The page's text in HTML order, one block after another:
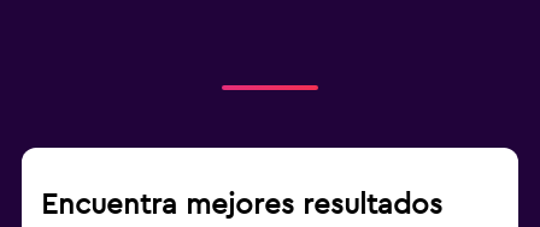
Encuentra mejores resultados